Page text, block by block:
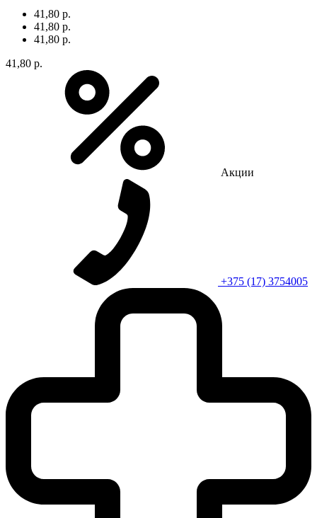
41,80 р.
41,80 р.
41,80 р.
41,80 р.
Акции
+375 (17) 3754005